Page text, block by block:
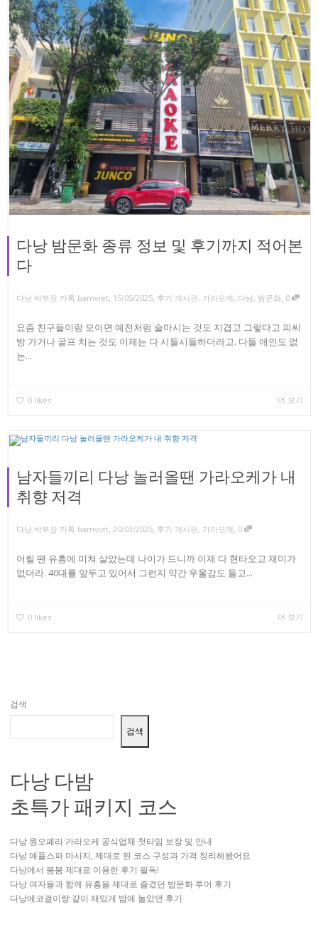
다낭 밤문화 종류 정보 및 후기까지 적어본
다
다낭 박부장 카톡 bamviet 15/05/2025 후기 게시판, 가라오케, 다낭, 밤문화 0
요즘 친구들이랑 모이면 예전처럼 술마시는 것도 지겹고 그렇다고 피씨
방 가거나 골프 치는 것도 이제는 다 시들시들하더라고. 다들 애인도 없
는...
0 likes 더 보기
남자들끼리 다낭 놀러올땐 가라오케가 내
취향 저격
다낭 박부장 카톡 bamviet, 20/03/2025, 후기 게시판, 가라오케, 0
어릴 땐 유흥에 미쳐 살았는데 나이가 드니까 이제 다 현타오고 재미가
없더라. 40대를 앞두고 있어서 그런지 약간 우울감도 들고...
0 likes 더 보기
검색
검색
다낭 다밤
초특가 패키지 코스
다낭 원오페라 가라오케 공식업체 첫타임 보장 및 안내
다낭 애플스파 마사지, 제대로 된 코스 구성과 가격 정리해봤어요
다낭에서 붐붐 제대로 이용한 후기 필독!
다낭 여자들과 함께 유흥을 제대로 즐겼던 밤문화 투어 후기
다낭에코걸이랑 같이 재밌게 밤에 놀았던 후기